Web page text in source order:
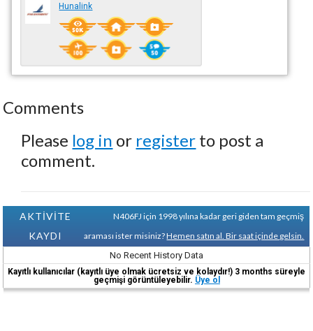
Hunalink
Comments
Please log in or register to post a
comment.
AKTİVİTE
KAYDI
N406FJ için 1998 yılına kadar geri giden tam geçmiş
araması ister misiniz?Hemen satın al. Bir saat içinde gelsin.
No Recent History Data
Kayıtlı kullanıcılar (kayıtlı üye olmak ücretsiz ve kolaydır!) 3 months süreyle
geçmişi görüntüleyebilir. Üye ol